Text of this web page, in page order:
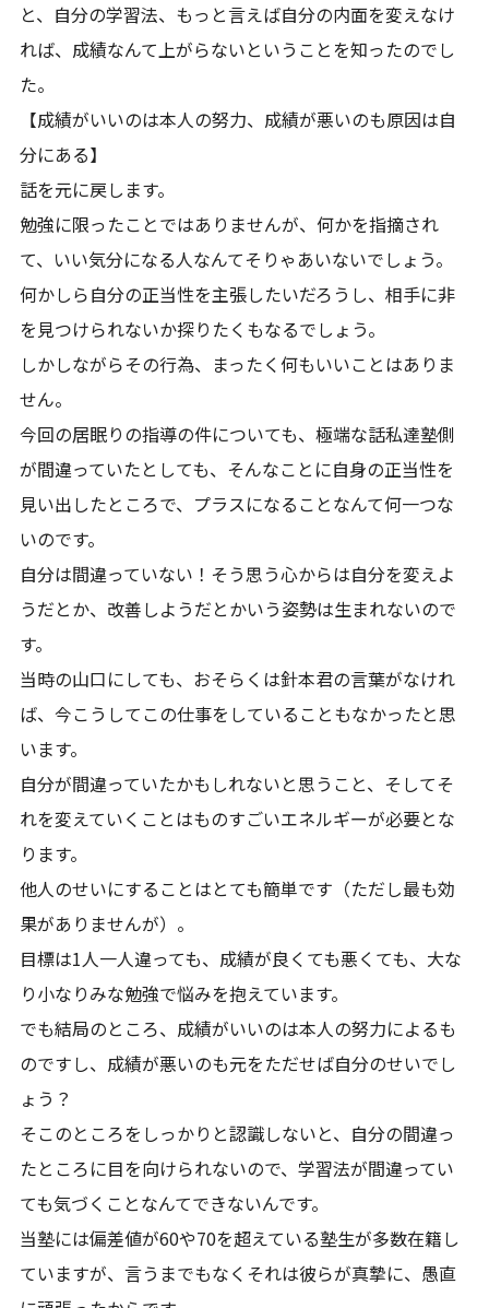
と、自分の学習法、もっと言えば自分の内面を変えなけ
れば、成績なんて上がらないということを知ったのでし
た。
【成績がいいのは本人の努力、成績が悪いのも原因は自
分にある】
話を元に戻します。
勉強に限ったことではありませんが、何かを指摘され
て、いい気分になる人なんてそりゃあいないでしょう。
何かしら自分の正当性を主張したいだろうし、相手に非
を見つけられないか探りたくもなるでしょう。
しかしながらその行為、まったく何もいいことはありま
せん。
今回の居眠りの指導の件についても、極端な話私達塾側
が間違っていたとしても、そんなことに自身の正当性を
見い出したところで、プラスになることなんて何一つな
いのです。
自分は間違っていない！そう思う心からは自分を変えよ
うだとか、改善しようだとかいう姿勢は生まれないので
す。
当時の山口にしても、おそらくは針本君の言葉がなけれ
ば、今こうしてこの仕事をしていることもなかったと思
います。
自分が間違っていたかもしれないと思うこと、そしてそ
れを変えていくことはものすごいエネルギーが必要とな
ります。
他人のせいにすることはとても簡単です（ただし最も効
果がありませんが）。
目標は1人一人違っても、成績が良くても悪くても、大な
り小なりみな勉強で悩みを抱えています。
でも結局のところ、成績がいいのは本人の努力によるも
のですし、成績が悪いのも元をただせば自分のせいでし
ょう？
そこのところをしっかりと認識しないと、自分の間違っ
たところに目を向けられないので、学習法が間違ってい
ても気づくことなんてできないんです。
当塾には偏差値が60や70を超えている塾生が多数在籍し
ていますが、言うまでもなくそれは彼らが真摯に、愚直